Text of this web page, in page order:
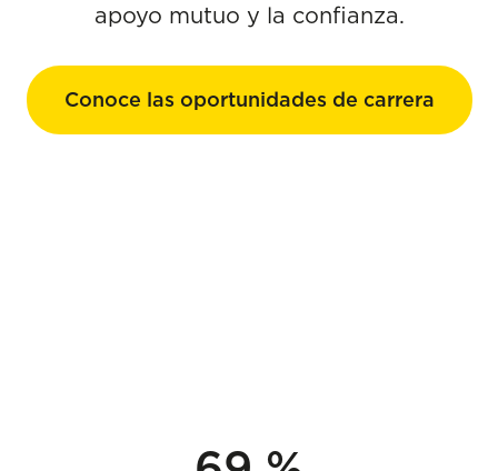
apoyo mutuo y la confianza.
Conoce las oportunidades de carrera